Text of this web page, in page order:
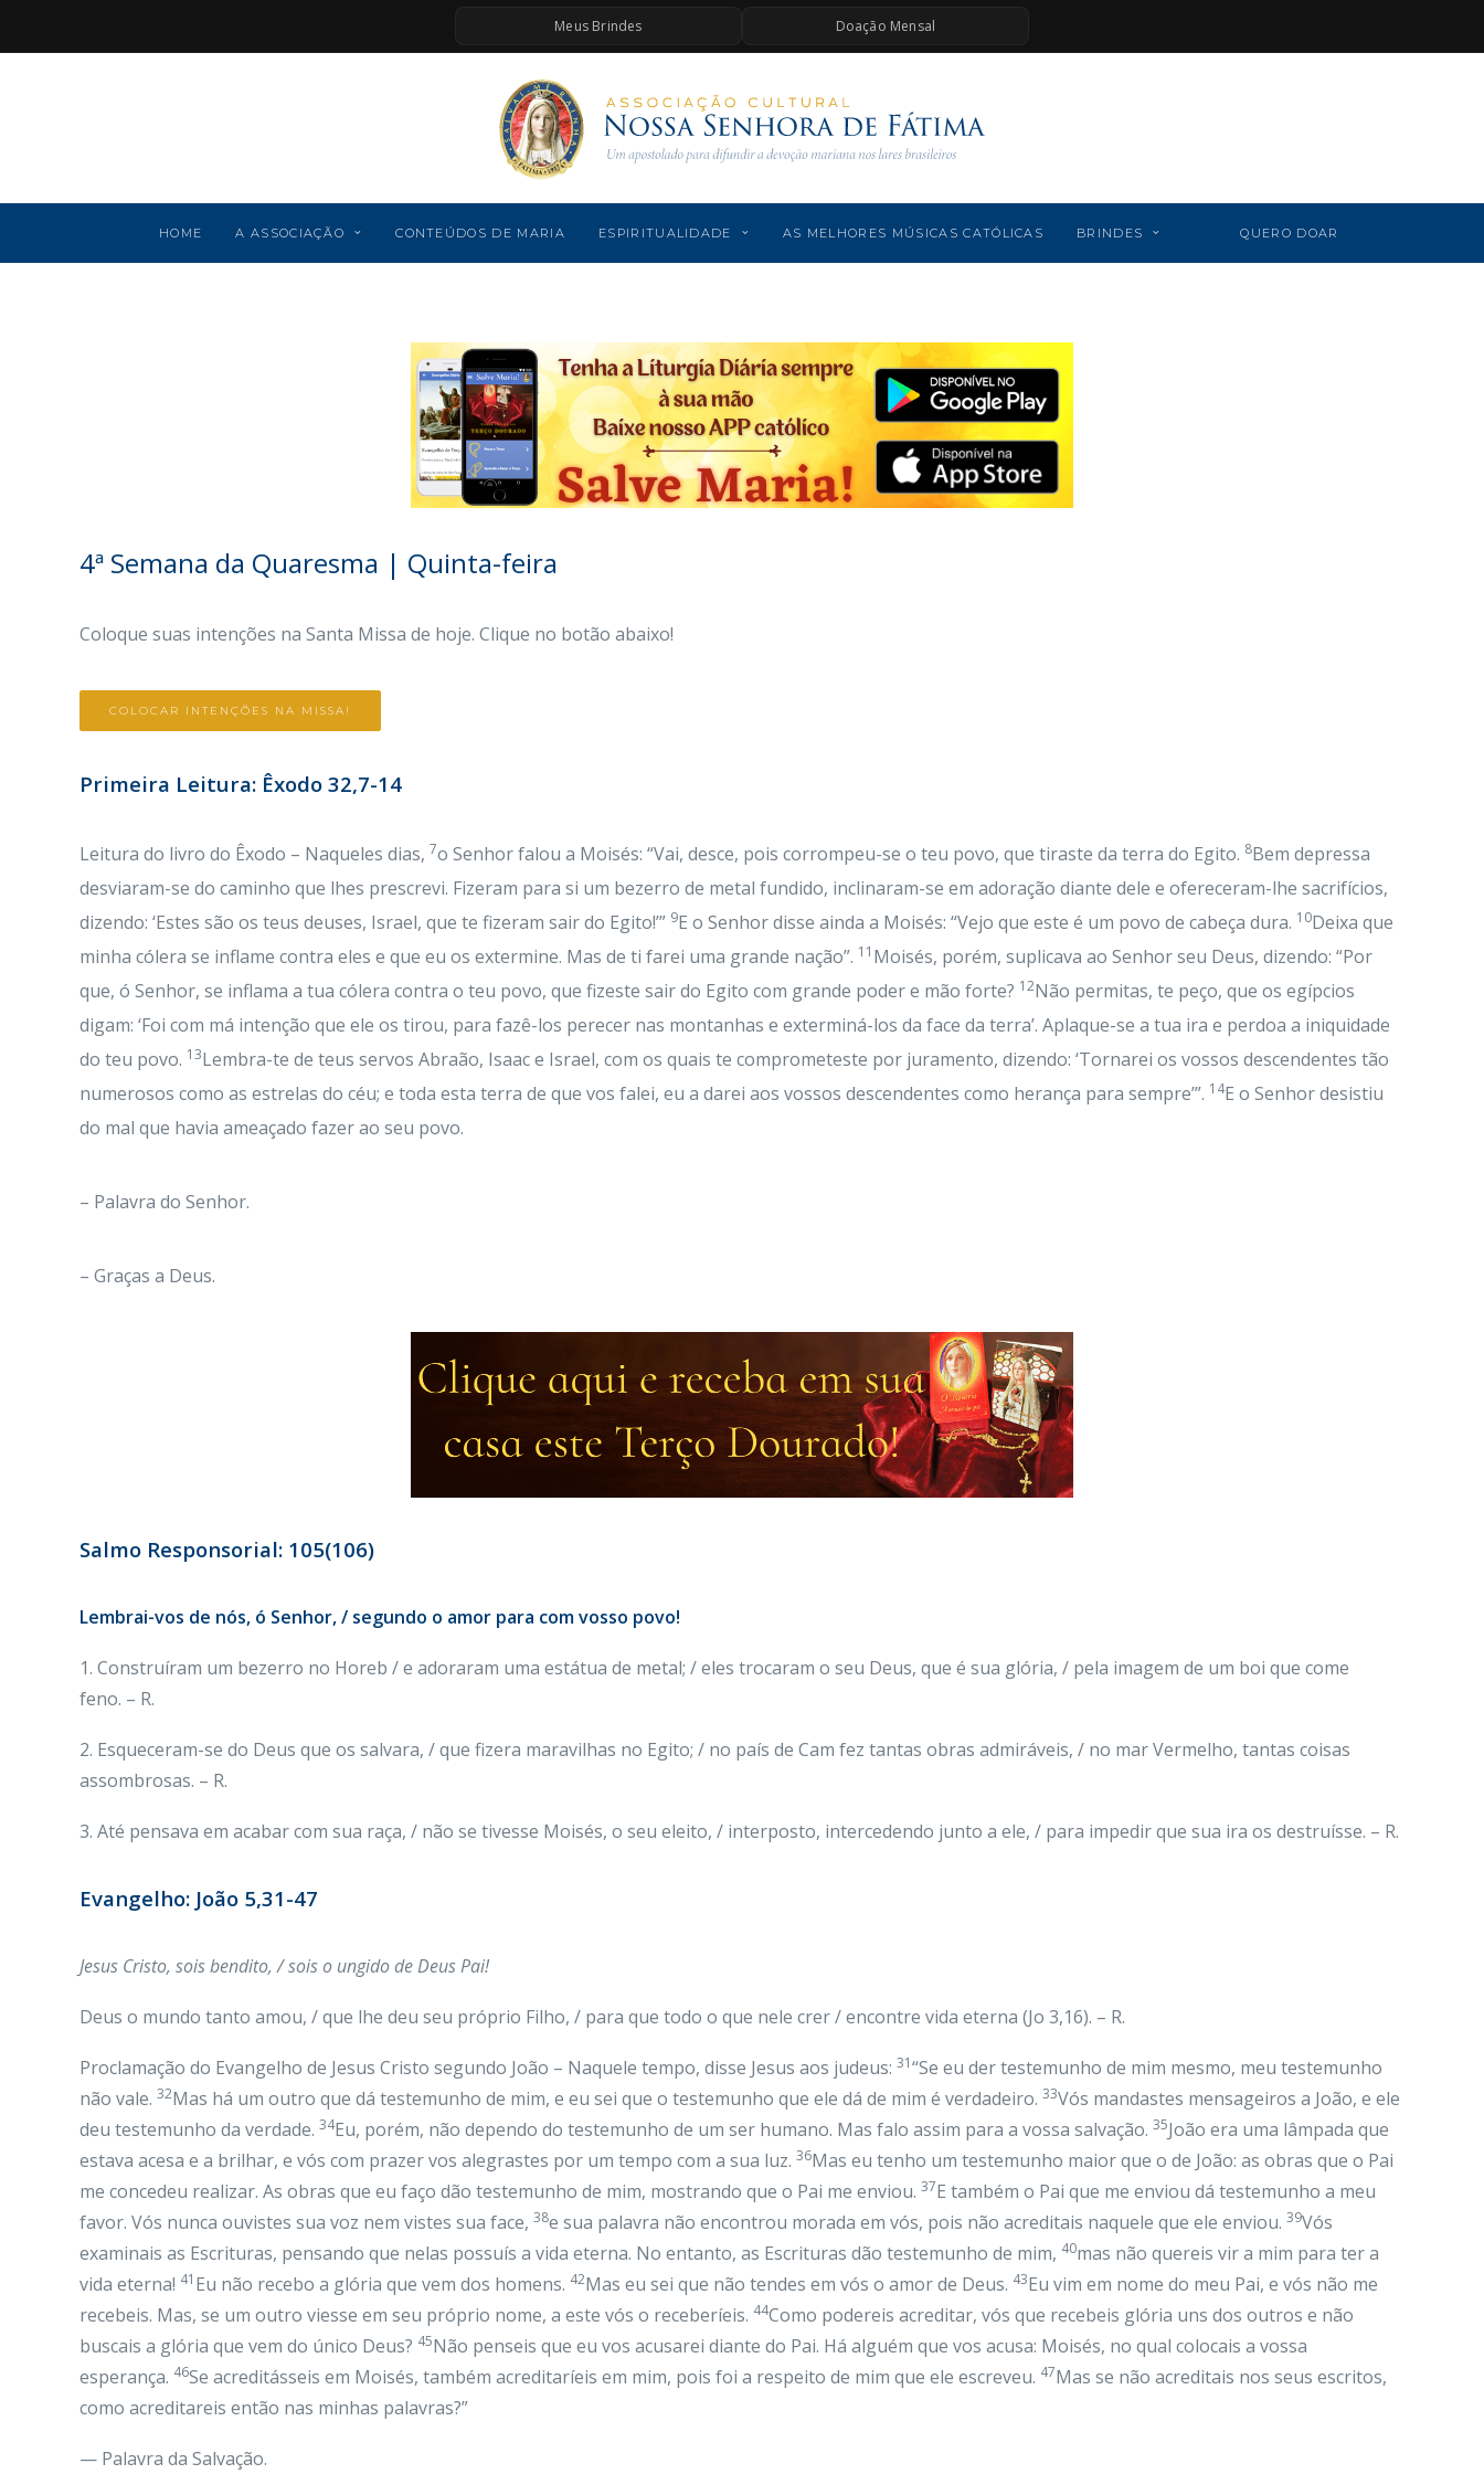
Meus Brindes Doação Mensal
HOME A ASSOCIAÇÃO CONTEÚDOS DE MARIA ESPIRITUALIDADE AS MELHORES MÚSICAS CATÓLICAS BRINDES QUERO DOAR
4ª Semana da Quaresma | Quinta-feira
Coloque suas intenções na Santa Missa de hoje. Clique no botão abaixo!
COLOCAR INTENÇÕES NA MISSA!
Primeira Leitura: Êxodo 32,7-14
Leitura do livro do Êxodo – Naqueles dias, 7o Senhor falou a Moisés: “Vai, desce, pois corrompeu-se o teu povo, que tiraste da terra do Egito. 8Bem depressa
desviaram-se do caminho que lhes prescrevi. Fizeram para si um bezerro de metal fundido, inclinaram-se em adoração diante dele e ofereceram-lhe sacrifícios,
dizendo: ‘Estes são os teus deuses, Israel, que te fizeram sair do Egito!’” 9E o Senhor disse ainda a Moisés: “Vejo que este é um povo de cabeça dura. 10Deixa que
minha cólera se inflame contra eles e que eu os extermine. Mas de ti farei uma grande nação”. 11 Moisés, porém, suplicava ao Senhor seu Deus, dizendo: “Por
que, ó Senhor, se inflama a tua cólera contra o teu povo, que fizeste sair do Egito com grande poder e mão forte? 12Não permitas, te peço, que os egípcios
digam: ‘Foi com má intenção que ele os tirou, para fazê-los perecer nas montanhas e exterminá-los da face da terra’. Aplaque-se a tua ira e perdoa a iniquidade
do teu povo. 13Lembra-te de teus servos Abraão, Isaac e Israel, com os quais te comprometeste por juramento, dizendo: ‘Tornarei os vossos descendentes tão
numerosos como as estrelas do céu; e toda esta terra de que vos falei, eu a darei aos vossos descendentes como herança para sempre’”. 14E o Senhor desistiu
do mal que havia ameaçado fazer ao seu povo.
– Palavra do Senhor.
– Graças a Deus.
Salmo Responsorial: 105(106)
Lembrai-vos de nós, ó Senhor, / segundo o amor para com vosso povo!
1. Construíram um bezerro no Horeb / e adoraram uma estátua de metal; / eles trocaram o seu Deus, que é sua glória, / pela imagem de um boi que come
feno. – R.
2. Esqueceram-se do Deus que os salvara, / que fizera maravilhas no Egito; / no país de Cam fez tantas obras admiráveis, / no mar Vermelho, tantas coisas
assombrosas. – R.
3. Até pensava em acabar com sua raça, / não se tivesse Moisés, o seu eleito, / interposto, intercedendo junto a ele, / para impedir que sua ira os destruísse. – R.
Evangelho: João 5,31-47
Jesus Cristo, sois bendito, / sois o ungido de Deus Pai!
Deus o mundo tanto amou, / que lhe deu seu próprio Filho, / para que todo o que nele crer / encontre vida eterna (Jo 3,16). – R.
Proclamação do Evangelho de Jesus Cristo segundo João – Naquele tempo, disse Jesus aos judeus: 31“Se eu der testemunho de mim mesmo, meu testemunho
não vale. 32Mas há um outro que dá testemunho de mim, e eu sei que o testemunho que ele dá de mim é verdadeiro. 33Vós mandastes mensageiros a João, e ele
deu testemunho da verdade. 34Eu, porém, não dependo do testemunho de um ser humano. Mas falo assim para a vossa salvação. 35João era uma lâmpada que
estava acesa e a brilhar, e vós com prazer vos alegrastes por um tempo com a sua luz. 36Mas eu tenho um testemunho maior que o de João: as obras que o Pai
me concedeu realizar. As obras que eu faço dão testemunho de mim, mostrando que o Pai me enviou. 37E também o Pai que me enviou dá testemunho a meu
favor. Vós nunca ouvistes sua voz nem vistes sua face, 38e sua palavra não encontrou morada em vós, pois não acreditais naquele que ele enviou. 39Vós
examinais as Escrituras, pensando que nelas possuís a vida eterna. No entanto, as Escrituras dão testemunho de mim, 40mas não quereis vir a mim para ter a
vida eterna! 41 Eu não recebo a glória que vem dos homens. 42Mas eu sei que não tendes em vós o amor de Deus. 43Eu vim em nome do meu Pai, e vós não me
recebeis. Mas, se um outro viesse em seu próprio nome, a este vós o receberíeis. 44Como podereis acreditar, vós que recebeis glória uns dos outros e não
buscais a glória que vem do único Deus? 45Não penseis que eu vos acusarei diante do Pai. Há alguém que vos acusa: Moisés, no qual colocais a vossa
esperança. 46Se acreditásseis em Moisés, também acreditaríeis em mim, pois foi a respeito de mim que ele escreveu. 47Mas se não acreditais nos seus escritos,
como acreditareis então nas minhas palavras?”
— Palavra da Salvação.